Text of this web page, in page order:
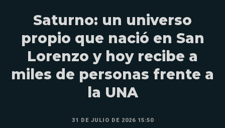
Saturno: un universo
propio que nació en San
Lorenzo y hoy recibe a
miles de personas frente a
la UNA
31 DE JULIO DE 2026 15:50